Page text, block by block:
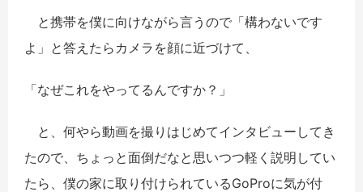
と携帯を僕に向けながら言うので「構わないです
よ」と答えたらカメラを顔に近づけて、
「なぜこれをやってるんですか？」
と、何やら動画を撮りはじめてインタビューしてき
たので、ちょっと面倒だなと思いつつ軽く説明してい
たら、僕の家に取り付けられているGoProに気が付